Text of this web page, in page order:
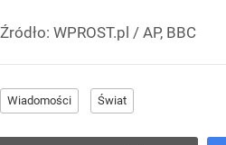
Źródło: WPROST.pl / AP, BBC
Wiadomości Świat